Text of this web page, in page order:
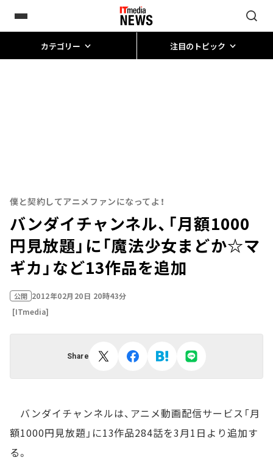
カテゴリー 注目のトピック
僕と契約してアニメファンになってよ！
バンダイチャンネル、「月額1000
円見放題」に「魔法少女まどか☆マ
ギカ」など13作品を追加
公開 2012年02月20日 20時43分
[ITmedia]
Share
バンダイチャンネルは、アニメ動画配信サービス「月
額1000円見放題」に13作品284話を3月1日より追加す
る。